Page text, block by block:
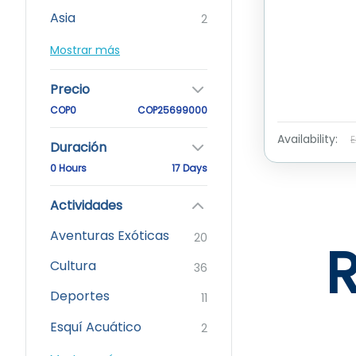
Asia
2
Mostrar más
Precio
COP0 COP25699000
Duración
0 Hours 17 Days
Actividades
Aventuras Exóticas
20
Cultura 36
Deportes 11
Esquí Acuático
2
Availability: